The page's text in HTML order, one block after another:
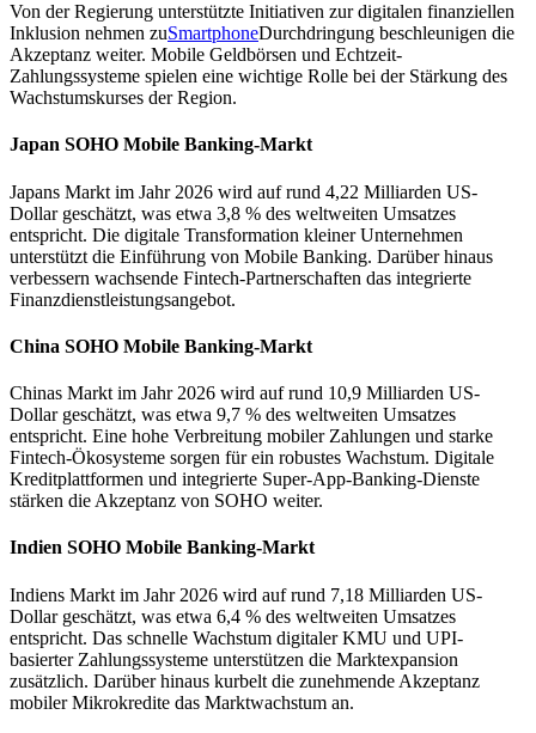
Von der Regierung unterstützte Initiativen zur digitalen finanziellen
Inklusion nehmen zuSmartphoneDurchdringung beschleunigen die
Akzeptanz weiter. Mobile Geldbörsen und Echtzeit-
Zahlungssysteme spielen eine wichtige Rolle bei der Stärkung des
Wachstumskurses der Region.
Japan SOHO Mobile Banking-Markt
Japans Markt im Jahr 2026 wird auf rund 4,22 Milliarden US-
Dollar geschätzt, was etwa 3,8 % des weltweiten Umsatzes
entspricht. Die digitale Transformation kleiner Unternehmen
unterstützt die Einführung von Mobile Banking. Darüber hinaus
verbessern wachsende Fintech-Partnerschaften das integrierte
Finanzdienstleistungsangebot.
China SOHO Mobile Banking-Markt
Chinas Markt im Jahr 2026 wird auf rund 10,9 Milliarden US-
Dollar geschätzt, was etwa 9,7 % des weltweiten Umsatzes
entspricht. Eine hohe Verbreitung mobiler Zahlungen und starke
Fintech-Ökosysteme sorgen für ein robustes Wachstum. Digitale
Kreditplattformen und integrierte Super-App-Banking-Dienste
stärken die Akzeptanz von SOHO weiter.
Indien SOHO Mobile Banking-Markt
Indiens Markt im Jahr 2026 wird auf rund 7,18 Milliarden US-
Dollar geschätzt, was etwa 6,4 % des weltweiten Umsatzes
entspricht. Das schnelle Wachstum digitaler KMU und UPI-
basierter Zahlungssysteme unterstützen die Marktexpansion
zusätzlich. Darüber hinaus kurbelt die zunehmende Akzeptanz
mobiler Mikrokredite das Marktwachstum an.